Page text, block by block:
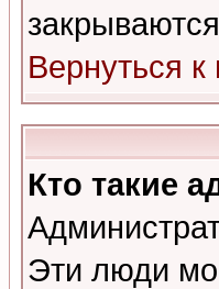
Вернуться к
Кто такие
Эти люди